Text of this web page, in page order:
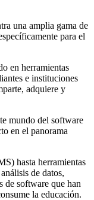
una amplia gama de
para el
en herramientas
e instituciones
adquiere y
mundo del software
en el panorama
hasta herramientas
de datos,
de software que han
la educación.